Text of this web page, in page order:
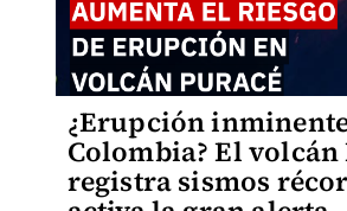
¿Erupción
Colombia? El volcán
registra sismos